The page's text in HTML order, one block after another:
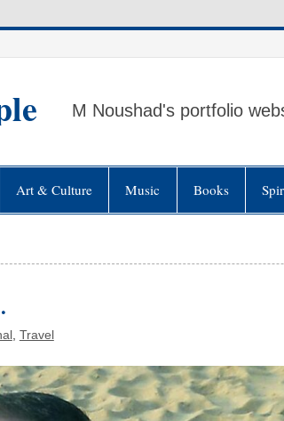
M Noushad's portfolio
Art & Culture Music Books
Travel